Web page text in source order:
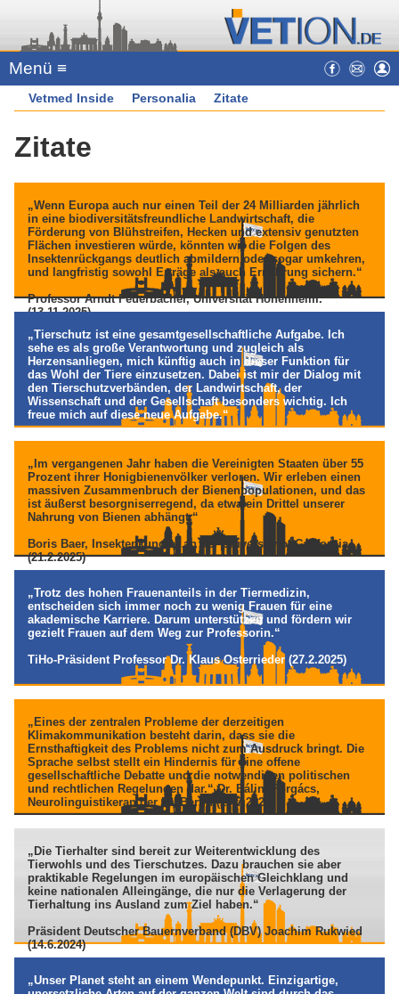
Menü ≡
Vetmed Inside Personalia Zitate
Zitate
„Wenn Europa auch nur einen Teil der 24 Milliarden jährlich
in eine biodiversitätsfreundliche Landwirtschaft, die
Förderung von Blühstreifen, Hecken und extensiv genutzten
Flächen investieren würde, könnten wir die Folgen des
Insektenrückgangs deutlich abmildern oder sogar umkehren,
und langfristig sowohl Erträge als auch Ernährung sichern.“
Professor Arndt Feuerbacher, Universität Hohenheim.
(13.11.2025)
„Tierschutz ist eine gesamtgesellschaftliche Aufgabe. Ich
sehe es als große Verantwortung und zugleich als
Herzensanliegen, mich künftig auch in dieser Funktion für
das Wohl der Tiere einzusetzen. Dabei ist mir der Dialog mit
den Tierschutzverbänden, der Landwirtschaft, der
Wissenschaft und der Gesellschaft besonders wichtig. Ich
freue mich auf diese neue Aufgabe.“
Silvia Breher, Parlamentarische Staatssekretärin beim BMLEH
„Im vergangenen Jahr haben die Vereinigten Staaten über 55
Prozent ihrer Honigbienenvölker verloren. Wir erleben einen
massiven Zusammenbruch der Bienenpopulationen, und das
ist äußerst besorgniserregend, da etwa ein Drittel unserer
Nahrung von Bienen abhängt.“
Boris Baer, Insektenkundler an der University of California
(21.2.2025)
„Trotz des hohen Frauenanteils in der Tiermedizin,
entscheiden sich immer noch zu wenig Frauen für eine
akademische Karriere. Darum unterstützen und fördern wir
gezielt Frauen auf dem Weg zur Professorin.“
TiHo-Präsident Professor Dr. Klaus Osterrieder (27.2.2025)
„Eines der zentralen Probleme der derzeitigen
Klimakommunikation besteht darin, dass sie die
Ernsthaftigkeit des Problems nicht zum Ausdruck bringt. Die
Sprache selbst stellt ein Hindernis für eine offene
gesellschaftliche Debatte und die notwendigen politischen
und rechtlichen Regelungen dar.“ Dr. Bálint Forgács,
Neurolinguistikeran der FU-Berlin (23.7.2024)
„Die Tierhalter sind bereit zur Weiterentwicklung des
Tierwohls und des Tierschutzes. Dazu brauchen sie aber
praktikable Regelungen im europäischen Gleichklang und
keine nationalen Alleingänge, die nur die Verlagerung der
Tierhaltung ins Ausland zum Ziel haben.“
Präsident Deutscher Bauernverband (DBV) Joachim Rukwied
(14.6.2024)
„Unser Planet steht an einem Wendepunkt. Einzigartige,